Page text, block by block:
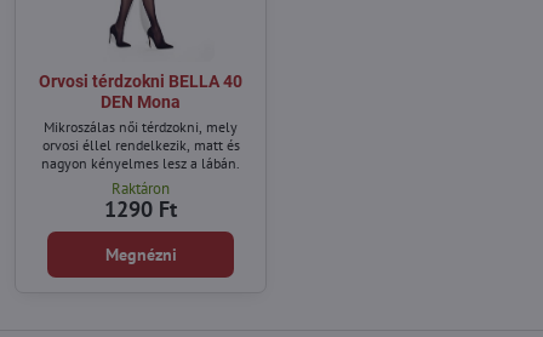
Orvosi térdzokni BELLA 40
DEN Mona
Mikroszálas női térdzokni, mely
orvosi éllel rendelkezik, matt és
nagyon kényelmes lesz a lábán.
Raktáron
1290 Ft
Megnézni